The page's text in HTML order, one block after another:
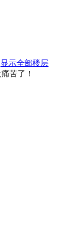
显示全部楼层
苦了！